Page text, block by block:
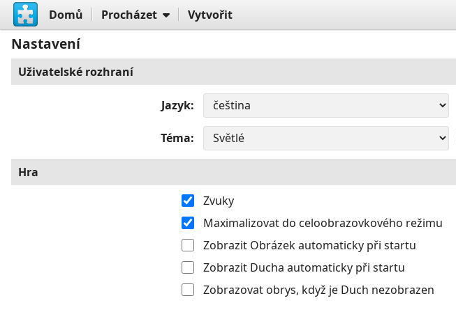
Domů Procházet Vytvořit
Nastavení
Uživatelské rozhraní
Jazyk
Téma
Hra
Zvuky
Maximalizovat do celoobrazovkového režimu
Zobrazit Obrázek automaticky při startu
Zobrazit Ducha automaticky při startu
Zobrazovat obrys, když je Duch nezobrazen